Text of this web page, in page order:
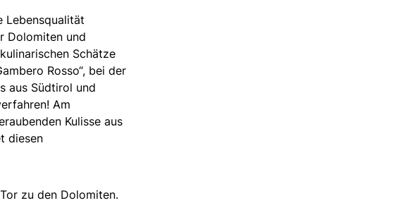
Lebensqualität
Dolomiten und
Schätze
Rosso“, bei der
aus Südtirol und
Am
Kulisse aus
diesen
zu den Dolomiten.